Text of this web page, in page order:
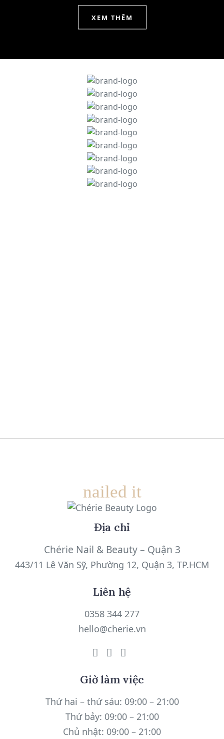
XEM THÊM
nailed it
Địa chỉ
Chérie Nail & Beauty – Quận 3
443/11 Lê Văn Sỹ, Phường 12, Quận 3, TP.HCM
Liên hệ
0358 344 277
hello@cherie.vn
Giờ làm việc
Thứ hai – thứ sáu: 09:00 – 21:00
Thứ bảy: 09:00 – 21:00
Chủ nhật: 09:00 – 21:00